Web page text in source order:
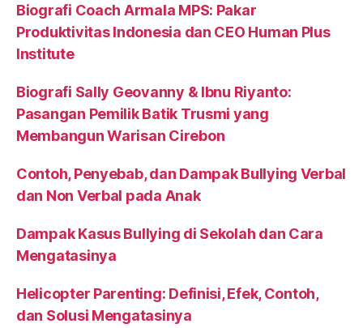
Biografi Coach Armala MPS: Pakar
Produktivitas Indonesia dan CEO Human Plus
Institute
Biografi Sally Geovanny & Ibnu Riyanto:
Pasangan Pemilik Batik Trusmi yang
Membangun Warisan Cirebon
Contoh, Penyebab, dan Dampak Bullying Verbal
dan Non Verbal pada Anak
Dampak Kasus Bullying di Sekolah dan Cara
Mengatasinya
Helicopter Parenting: Definisi, Efek, Contoh,
dan Solusi Mengatasinya